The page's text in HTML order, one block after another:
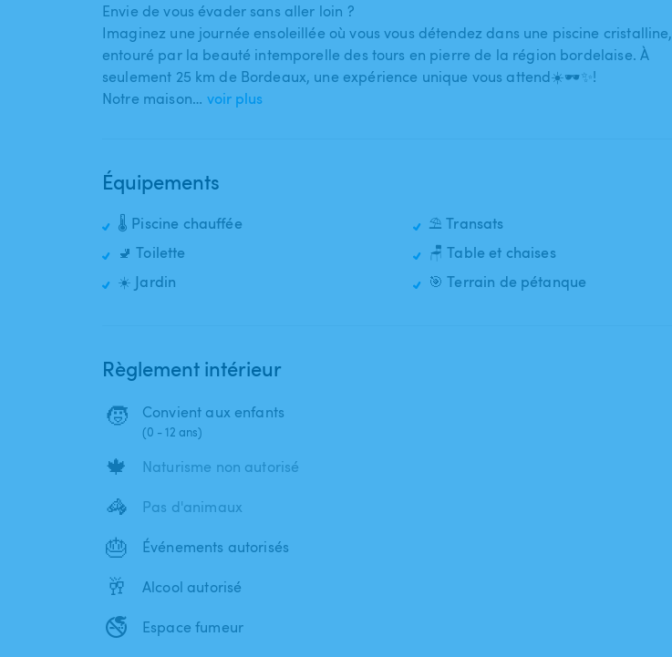
Envie de vous évader sans aller loin ?
Imaginez une journée ensoleillée où vous vous détendez dans une piscine cristalline​,​
entouré par la beauté intemporelle des tours en pierre de la région bordelaise. À
seulement 25 km de Bordeaux​,​ une expérience unique vous attend☀️🕶️✨!
Notre maison… voir plus
Équipements
🌡️ Piscine chauffée
🚽 Toilette
☀️ Jardin
⛱️ Transats
🪑 Table et chaises
🎯 Terrain de pétanque
Règlement intérieur
🧒 Convient aux enfants
(0 - 12 ans)
🍁 Naturisme non autorisé
🦓 Pas d'animaux
🎂 Événements autorisés
🥂 Alcool autorisé
🚭 Espace fumeur